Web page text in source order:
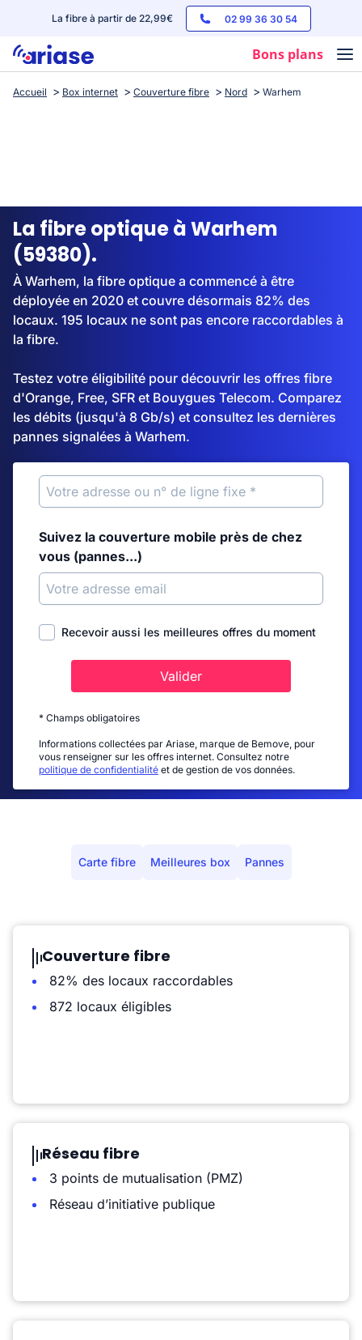
La fibre à partir de 22,99€ 02 99 36 30 54
Bons plans
Box internet
Streaming
Accueil Box internet Couverture fibre Nord Warhem
La fibre optique à Warhem
(59380).
À Warhem, la fibre optique a commencé à être
déployée en 2020 et couvre désormais 82% des
locaux. 195 locaux ne sont pas encore raccordables à
la fibre.
Testez votre éligibilité pour découvrir les offres fibre
d'Orange, Free, SFR et Bouygues Telecom. Comparez
les débits (jusqu'à 8 Gb/s) et consultez les dernières
pannes signalées à Warhem.
Suivez la couverture mobile près de chez
vous (pannes...)
Recevoir aussi les meilleures offres du moment
Valider
* Champs obligatoires
Informations collectées par Ariase, marque de Bemove, pour
vous renseigner sur les offres internet. Consultez notre
politique de confidentialité et de gestion de vos données.
Carte fibre Meilleures box Pannes
Couverture fibre
82% des locaux raccordables
872 locaux éligibles
Réseau fibre
3 points de mutualisation (PMZ)
Réseau d’initiative publique